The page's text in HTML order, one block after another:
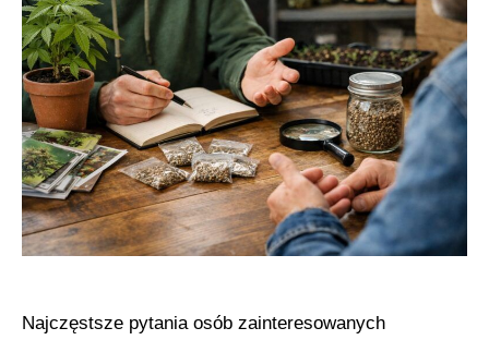
marihuany
Najczęstsze pytania osób zainteresowanych